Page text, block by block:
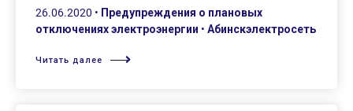
26.06.2020 • Предупреждения о плановых
отключениях электроэнергии • Абинскэлектросеть
Читать далее